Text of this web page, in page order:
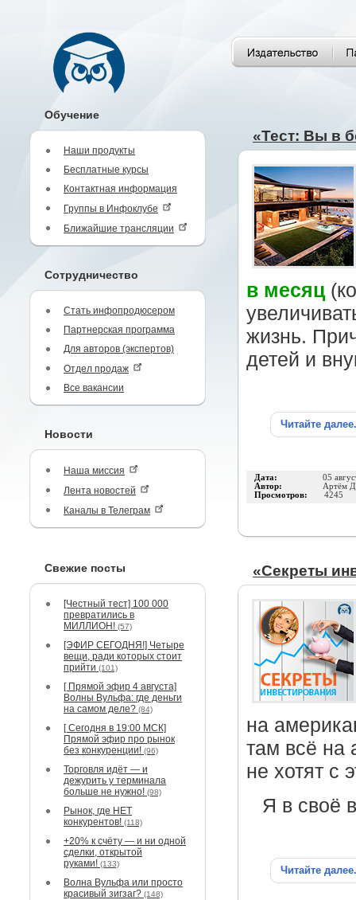
Обучение
Наши продукты
Бесплатные курсы
Контактная информация
Группы в Инфоклубе
Ближайшие трансляции
Сотрудничество
Стать инфопродюсером
Партнерская программа
Для авторов (экспертов)
Отдел продаж
Все вакансии
Новости
Наша миссия
Лента новостей
Каналы в Телеграм
Свежие посты
[Честный тест] 100 000
превратились в
МИЛЛИОН! (57)
[ЭФИР СЕГОДНЯ!] Четыре
вещи, ради которых стоит
прийти (101)
[ Прямой эфир 4 августа]
Волны Вульфа: где деньги
на самом деле? (84)
[ Сегодня в 19:00 МСК]
Прямой эфир про рынок
без конкуренции! (96)
Торговля идёт — и
дежурить у терминала
больше не нужно! (98)
Рынок, где НЕТ
конкурентов! (118)
+20% к счёту — и ни одной
сделки, открытой
руками! (133)
Волна Вульфа или просто
красивый зигзаг? (148)
«Тест: Вы в
в месяц
жизнь.
детей и
Читайте
Дата: 05
Автор: Артём
Просмотров: 4245
«Секреты
на
там всё на
не хотят с
Я в своё
Читайте